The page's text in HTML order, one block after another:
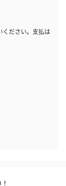
ください。支払は